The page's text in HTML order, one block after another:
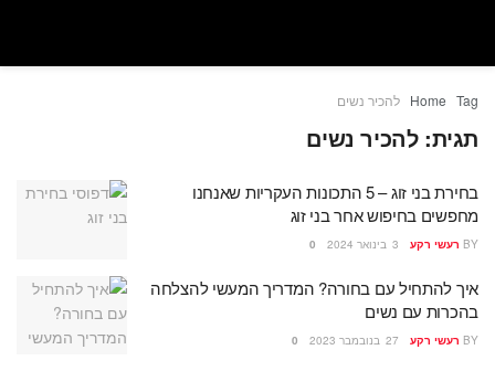
Home Tag להכיר נשים
תגית:להכיר נשים
בחירת בני זוג – 5 התכונות העקריות שאנחנו
מחפשים בחיפוש אחר בני זוג
BY רעשי רקע 3 בינואר 2024 0
איך להתחיל עם בחורה? המדריך המעשי להצלחה
בהכרות עם נשים
BY רעשי רקע 27 בנובמבר 2023 0